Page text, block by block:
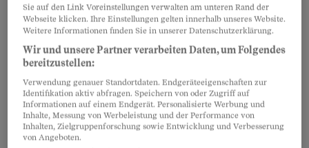
Die meisten Älteren, die im Ausland studieren
können, haben die Ukraine verlassen. Die Eltern
der Jüngeren, die geblieben sind, stimmten
mehrheitlich zunächst für den Online-
Unterricht. In den meisten Schulen gibt es zwar
inzwischen Schutzräume, aber es ist schwierig,
dort zu lernen. Das Internet im Keller
Sie auf den Link Voreinstellungen verwalten am unteren Rand der
Webseite klicken. Ihre Einstellungen gelten innerhalb unseres Website.
Weitere Informationen finden Sie in unserer Datenschutzerklärung.
Wir und unsere Partner verarbeiten Daten, um Folgendes
bereitzustellen:
Verwendung genauer Standortdaten. Endgeräteeigenschaften zur
Identifikation aktiv abfragen. Speichern von oder Zugriff auf
Informationen auf einem Endgerät. Personalisierte Werbung und
Inhalte, Messung von Werbeleistung und der Performance von
Inhalten, Zielgruppenforschung sowie Entwicklung und Verbesserung
von Angeboten.